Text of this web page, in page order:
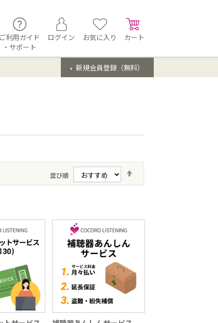
利用ガイド
・サポート
ログイン お気に入り カート
新規会員登録（無料）
並び順